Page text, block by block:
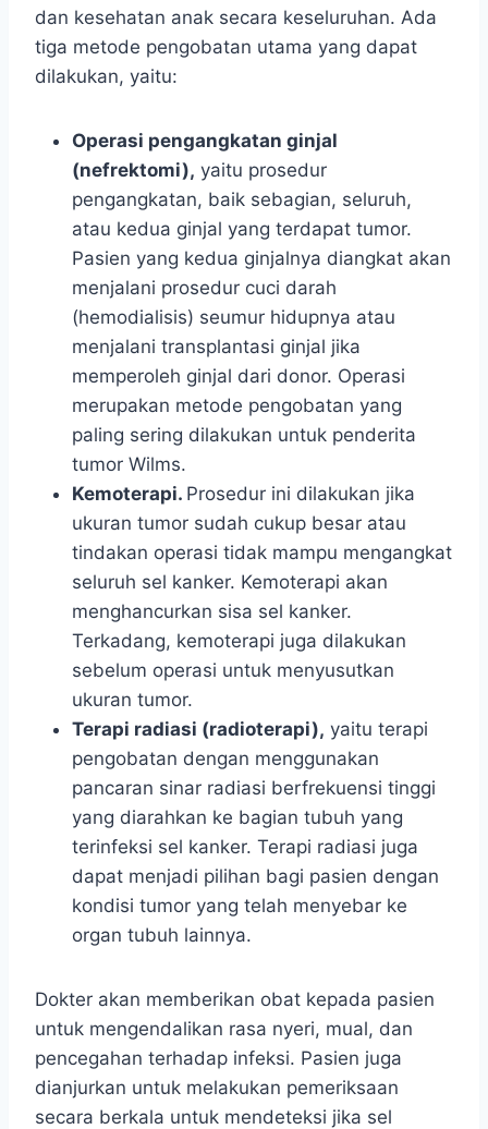
dan kesehatan anak secara keseluruhan. Ada
tiga metode pengobatan utama yang dapat
dilakukan, yaitu:
Operasi pengangkatan ginjal
(nefrektomi), yaitu prosedur
pengangkatan, baik sebagian, seluruh,
atau kedua ginjal yang terdapat tumor.
Pasien yang kedua ginjalnya diangkat akan
menjalani prosedur cuci darah
(hemodialisis) seumur hidupnya atau
menjalani transplantasi ginjal jika
memperoleh ginjal dari donor. Operasi
merupakan metode pengobatan yang
paling sering dilakukan untuk penderita
tumor Wilms.
Kemoterapi. Prosedur ini dilakukan jika
ukuran tumor sudah cukup besar atau
tindakan operasi tidak mampu mengangkat
seluruh sel kanker. Kemoterapi akan
menghancurkan sisa sel kanker.
Terkadang, kemoterapi juga dilakukan
sebelum operasi untuk menyusutkan
ukuran tumor.
Terapi radiasi (radioterapi), yaitu terapi
pengobatan dengan menggunakan
pancaran sinar radiasi berfrekuensi tinggi
yang diarahkan ke bagian tubuh yang
terinfeksi sel kanker. Terapi radiasi juga
dapat menjadi pilihan bagi pasien dengan
kondisi tumor yang telah menyebar ke
organ tubuh lainnya.
Dokter akan memberikan obat kepada pasien
untuk mengendalikan rasa nyeri, mual, dan
pencegahan terhadap infeksi. Pasien juga
dianjurkan untuk melakukan pemeriksaan
secara berkala untuk mendeteksi jika sel